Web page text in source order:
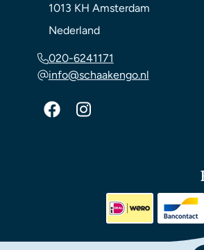
1013 KH Amsterdam
Nederland
020-6241171
info@schaakengo.nl